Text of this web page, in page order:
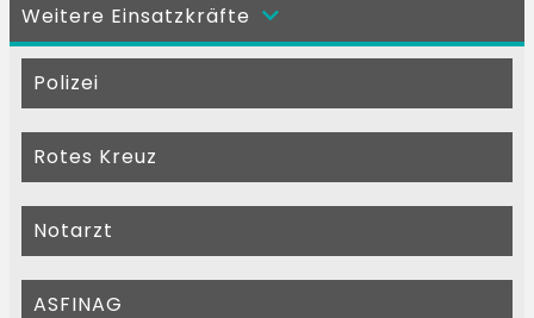
Weitere Einsatzkräfte
Polizei
Rotes Kreuz
Notarzt
ASFINAG